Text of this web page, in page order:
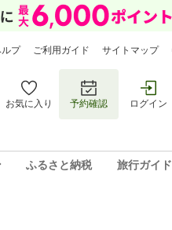
プ ご利用ガイド サイトマップ
お気に入り 予約確認 ログイン
ふるさと納税 旅行ガイド